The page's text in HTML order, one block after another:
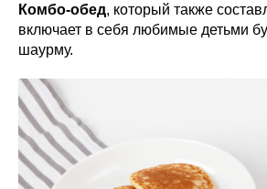
Комбо-обед, который также
включает в себя любимые детьми
шаурму.